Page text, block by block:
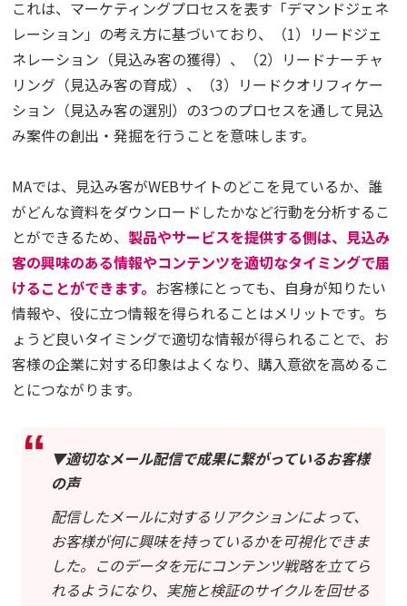
これは、マーケティングプロセスを表す「デマンドジェネ
レーション」の考え方に基づいており、（1）リードジェ
ネレーション（見込み客の獲得）、（2）リードナーチャ
リング（見込み客の育成）、（3）リードクオリフィケー
ション（見込み客の選別）の3つのプロセスを通して見込
み案件の創出・発掘を行うことを意味します。
MAでは、見込み客がWEBサイトのどこを見ているか、誰
がどんな資料をダウンロードしたかなど行動を分析するこ
とができるため、 製品やサービスを提供する側は、見込み
客の興味のある情報やコンテンツを適切なタイミングで届
けることができます。 お客様にとっても、自身が知りたい
情報や、役に立つ情報を得られることはメリットです。ち
ょうど良いタイミングで適切な情報が得られることで、お
客様の企業に対する印象はよくなり、購入意欲を高めるこ
とにつながります。
▼適切なメール配信で成果に繋がっているお客様
の声
配信したメールに対するリアクションによって、
お客様が何に興味を持っているかを可視化できま
した。このデータを元にコンテンツ戦略を立てら
れるようになり、実施と検証のサイクルを回せる